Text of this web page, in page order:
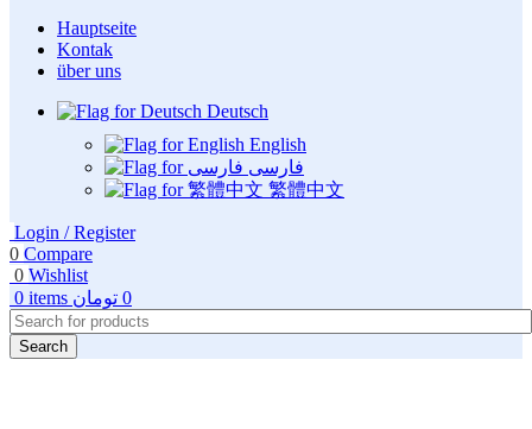
Hauptseite
Kontak
über uns
Deutsch
English
فارسی
繁體中文
Login / Register
0 Compare
0 Wishlist
0 items 0 تومان
Search